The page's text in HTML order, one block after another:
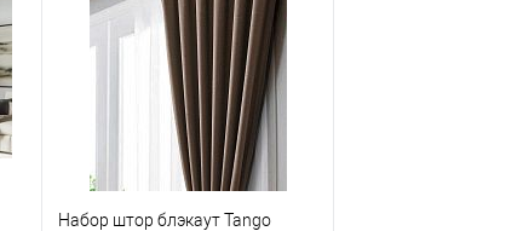
Купить в 1 клик
Сравнение
В избранное
В наличии
Набор штор блэкаут Tango